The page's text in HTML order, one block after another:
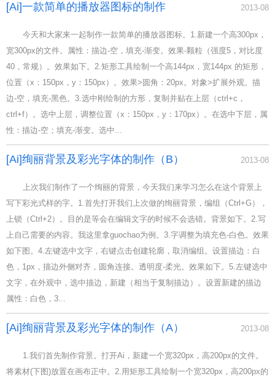
[Ai]一款简单的播放器图标的制作 2013-08
今天和大家来一起制作一款简单的播放器图标。1.新建一个高300px，
宽300px的文件。属性：描边-空，填充-渐变。效果-颗粒（强度5，对比度
40，常规）。效果如下。2.矩形工具绘制一个高144px，宽144px 的矩形，
位置（x：150px，y：150px）。效果>圆角：20px。对象>扩展外观。描
边-空，填充-黑色。3.选中刚绘制的方形，复制并贴在上层（ctrl+c，
ctrl+f）。选中上层，调整位置（x：150px，y：170px）。在选中下层，属
性：描边-空；填充-渐变。选中...
[Ai]绚丽背景及彩光字体的制作（B） 2013-08
上次我们制作了一个绚丽的背景，今天我们来学习怎么在这个背景上
写下彩光式样的字。1.首先打开我们上次做的绚丽背景，编组（Ctrl+G），
上锁（Ctrl+2）。目的是等会在编辑文字的时候不会选错。背景如下。2.写
上自己需要的内容。我这里拿guochao为例。3.字调整为填充色-白色。效果
如下图。4.左键选中文字，右键点击创建轮廓，取消编组。设置描边：白
色，1px，描边外侧对齐，圆角连接。透明度-柔光。效果如下。5.左键选中
文字，在外观中，选中描边，新建（相当于复制描边）。设置新建的描边
属性：白色，3...
[Ai]绚丽背景及彩光字体的制作（A） 2013-08
1.我们首先制作背景。打开Ai，新建一个宽320px，高200px的文件。
将素材(下图)放置在画布正中。2.用矩形工具绘制一个宽320px，高200px的